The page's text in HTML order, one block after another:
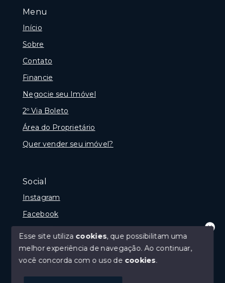
Menu
Início
Sobre
Contato
Financie
Negocie seu Imóvel
2º Via Boleto
Área do Proprietário
Quer vender seu imóvel?
Social
Instagram
Facebook
Olá! que bom te ver por aqui!
precisando de ajuda ou buscando outro
tipo de imóvel, fale conosco!
Esse site utiliza cookies, que possibilitam uma
melhor experiência de navegação.Ao continuar,
você concorda com o uso de cookies.